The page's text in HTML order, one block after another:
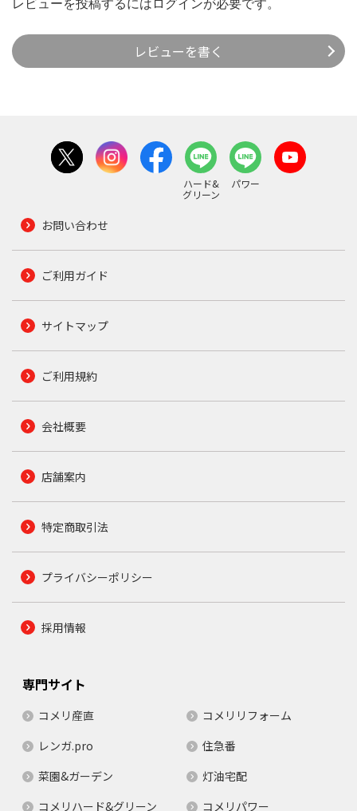
レビューを投稿するには ログインが必要です。
レビューを書く
ハード&
グリーン
パワー
お問い合わせ
ご利用ガイド
サイトマップ
ご利用規約
会社概要
店舗案内
特定商取引法
プライバシーポリシー
採用情報
専門サイト
コメリ産直
コメリリフォーム
レンガ.pro
住急番
菜園&ガーデン
灯油宅配
コメリハード&グリーン
コメリパワー